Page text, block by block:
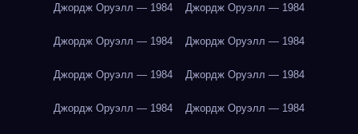
Джордж Оруэлл — 1984 Джордж Оруэлл — 1984
Джордж Оруэлл — 1984 Джордж Оруэлл — 1984
Джордж Оруэлл — 1984 Джордж Оруэлл — 1984
Джордж Оруэлл — 1984 Джордж Оруэлл — 1984